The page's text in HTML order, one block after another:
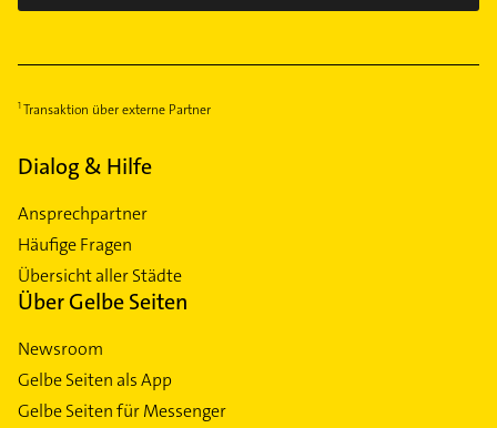
Transaktion über externe Partner
Dialog & Hilfe
Ansprechpartner
Häufige Fragen
Übersicht aller Städte
Über Gelbe Seiten
Newsroom
Gelbe Seiten als App
Gelbe Seiten für Messenger